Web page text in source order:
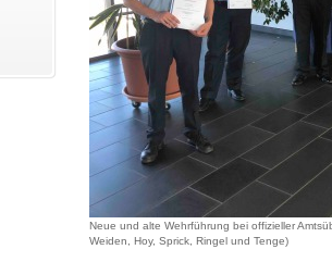
Neue und alte Wehrführung bei offizieller
Weiden, Hoy, Sprick, Ringel und Tenge)